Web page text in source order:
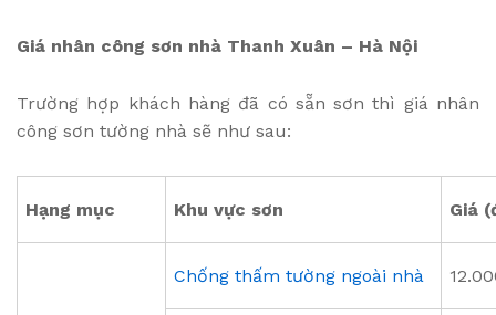
Giá nhân công sơn nhà Thanh Xuân – Hà Nội
Trường hợp khách hàng đã có sẵn sơn thì giá nhân
công sơn tường nhà sẽ như sau:
Hạng mục Khu vực sơn Giá
Chống thấm tường ngoài nhà